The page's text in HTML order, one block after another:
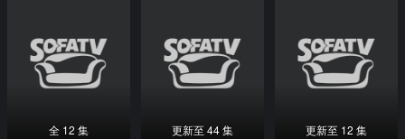
全 12 集 更新至 44 集 更新至 12 集